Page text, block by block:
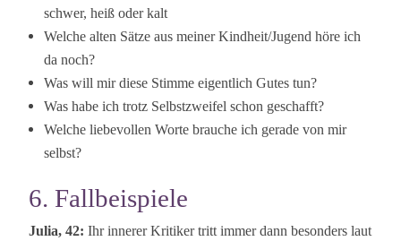
schwer, heiß oder kalt
Welche alten Sätze aus meiner Kindheit/Jugend höre ich
da noch?
Was will mir diese Stimme eigentlich Gutes tun?
Was habe ich trotz Selbstzweifel schon geschafft?
Welche liebevollen Worte brauche ich gerade von mir
selbst?
6. Fallbeispiele
Julia, 42: Ihr innerer Kritiker tritt immer dann besonders laut